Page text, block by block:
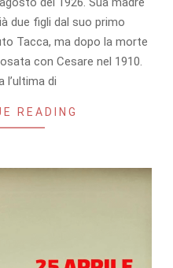
due figli dal suo primo
Tacca, ma dopo la morte
con Cesare nel 1910.
l’ultima di
READING